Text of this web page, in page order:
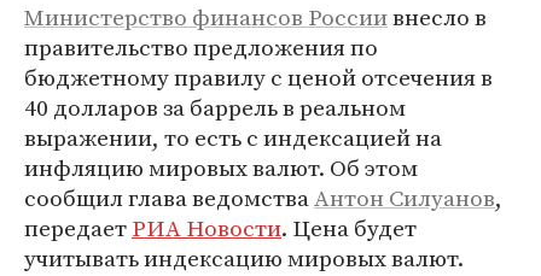
Министерство финансов Россиивнесло в
правительство предложения по
бюджетному правилу с ценой отсечения в
40 долларов за баррель в реальном
выражении, то есть с индексацией на
инфляцию мировых валют. Об этом
сообщил глава ведомстваАнтон Силуанов,
передаетРИА Новости. Цена будет
учитывать индексацию мировых валют.